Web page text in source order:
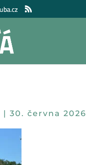
| 30. června 2026